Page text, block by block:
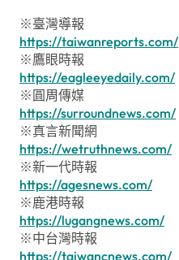
※臺灣導報
https://taiwanreports.com/
※鷹眼時報
https://eagleeyedaily.com/
※圓周傳媒
https://surroundnews.com/
※真言新聞網
https://wetruthnews.com/
※新一代時報
https://agesnews.com/
※鹿港時報
https://lugangnews.com/
※中台灣時報
https://taiwancnews.com/